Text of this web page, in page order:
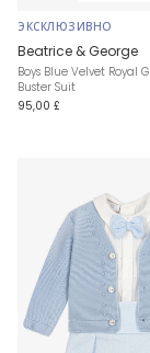
ЭКСКЛЮЗИВНО
Beatrice & George
Boys Blue Velvet Royal
Buster Suit
95,00 £